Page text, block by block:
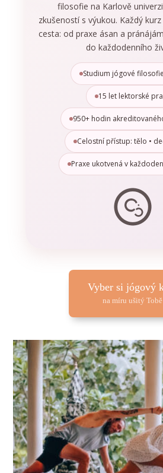
filosofie na Karlově
zkušeností s výukou. Každý
cesta: od praxe ásan a
do každodenního
Studium jógové
15 let lektorské
950+ hodin
Celostní přístup: tělo •
Praxe ukotvená v
Vyber si jógový
na míru ušitý Tobě